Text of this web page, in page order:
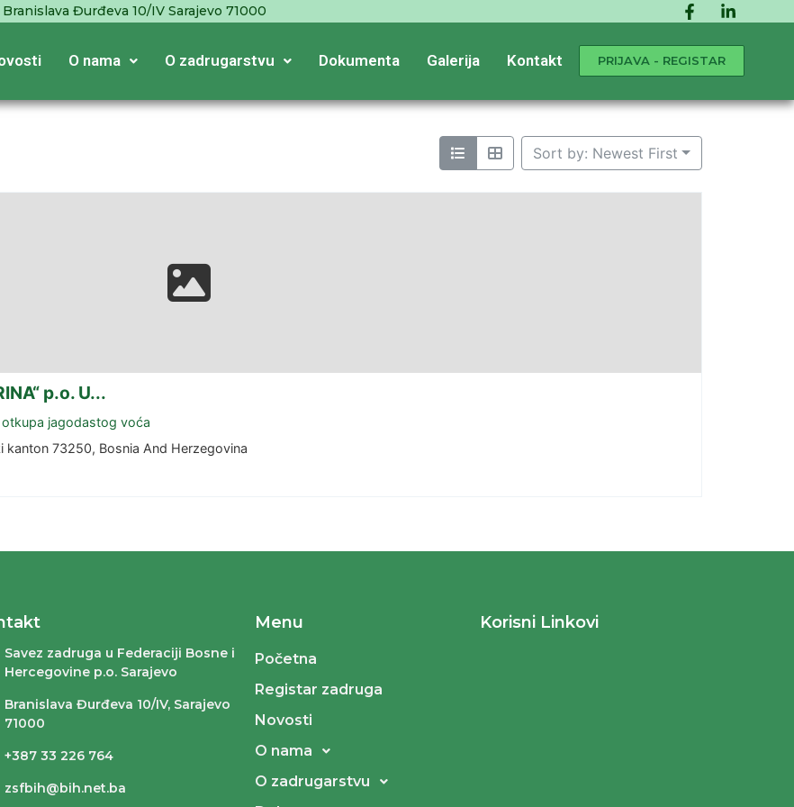
Branislava Đurđeva 10/IV Sarajevo 71000
O nama O zadrugarstvu Dokumenta Galerija Kontakt PRIJAVA - REGISTAR
Sort by: Newest First
p.o. U...
jagodastog voća
73250, Bosnia And Herzegovina
Savez zadruga u Federaciji Bosne i
Hercegovine p.o. Sarajevo
Branislava Đurđeva 10/IV, Sarajevo
71000
+387 33 226 764
zsfbih@bih.net.ba
Menu
Početna
Registar zadruga
Novosti
O nama
O zadrugarstvu
Korisni Linkovi